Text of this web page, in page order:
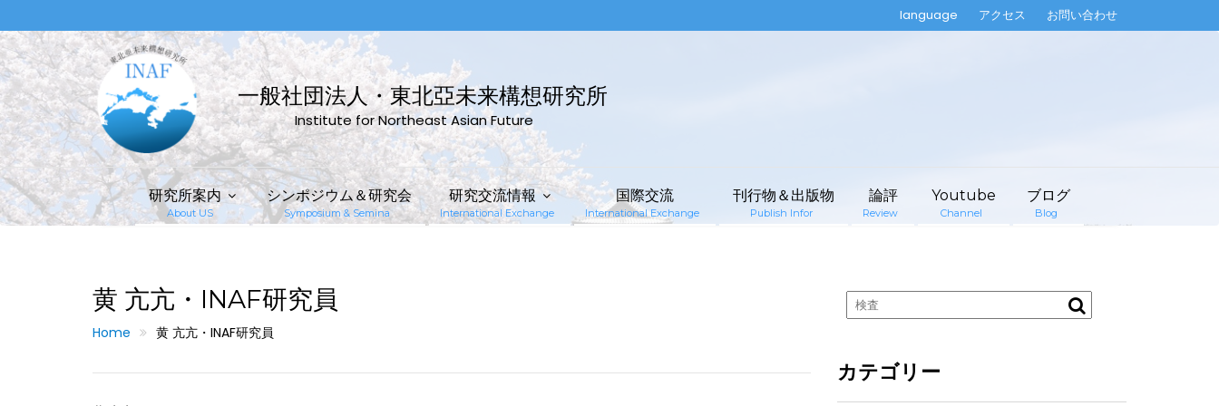
to
content
language アクセス お問い合わせ
一般社団法人・東北亞未来構想研究所
Institute for Northeast Asian Future
About US
研究所案内
Symposium & Semina
シンポジウム＆研究会
International Exchange
研究交流情報
International Exchange
国際交流
Publish Infor
刊行物＆出版物
Review
論評
Channel
Youtube
Blog
ブログ
黄 亢亢・INAF研究員
Home 黄 亢亢・INAF研究員
カテゴリー